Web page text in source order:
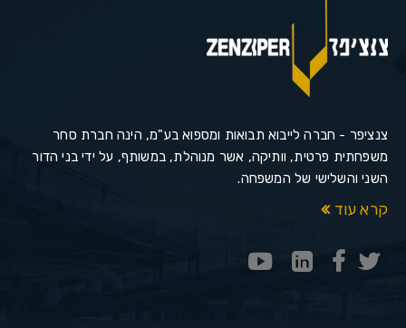
צנציפר - חברה לייבוא תבואות ומספוא בע"מ, הינה חברת סחר
משפחתית פרטית, וותיקה, אשר מנוהלת, במשותף, על ידי בני הדור
השני והשלישי של המשפחה.
קרא עוד